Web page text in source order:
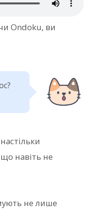
Ondoku, ви
що навіть не
не лише